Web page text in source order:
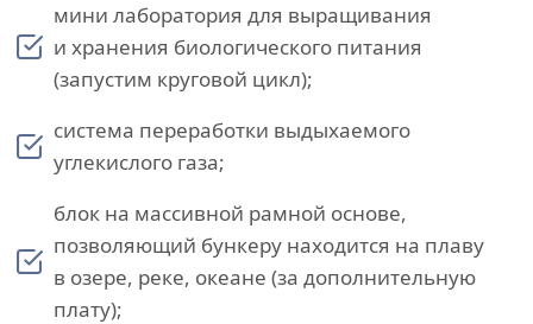
мини лаборатория для выращивания
и хранения биологического питания
(запустим круговой цикл);
система переработки выдыхаемого
углекислого газа;
блок на массивной рамной основе,
позволяющий бункеру находится на плаву
в озере, реке, океане (за дополнительную
плату);